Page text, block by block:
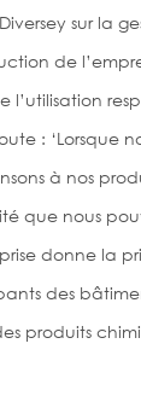
sur la
de
l’utilisation
: ‘Lorsque
à nos
que nous
donne la
des
produits